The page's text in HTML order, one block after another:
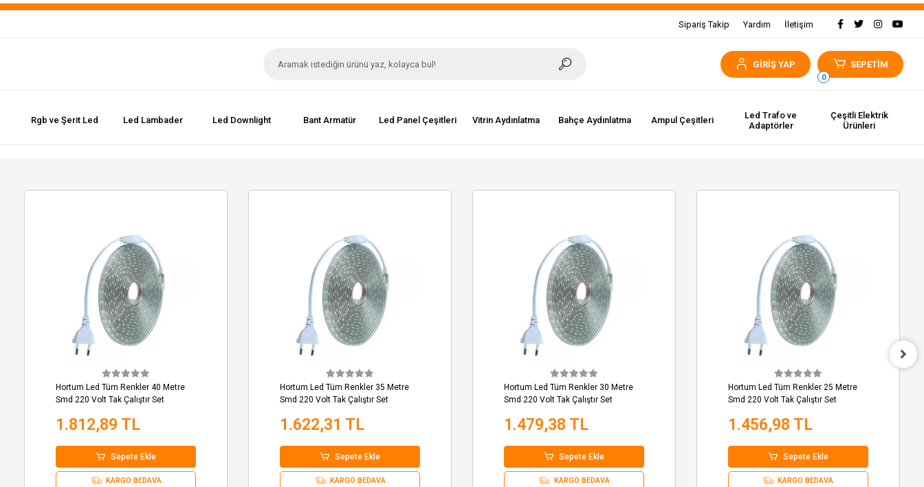
Sipariş Takip Yardım İletişim
GİRİŞ YAP
0
SEPETİM
Rgb ve Şerit Led Led Lambader Led Downlight Bant Armatür Led Panel Çeşitleri Vitrin Aydınlatma Bahçe Aydınlatma Ampul Çeşitleri
Led Trafo ve
Adaptörler
Çeşitli Elektrik
Ürünleri
Hortum Led Tüm Renkler 40 Metre
Smd 220 Volt Tak Çalıştır Set
1.812,89 TL
Sepete Ekle
KARGO BEDAVA
Hortum Led Tüm Renkler 35 Metre
Smd 220 Volt Tak Çalıştır Set
1.622,31 TL
Sepete Ekle
KARGO BEDAVA
Hortum Led Tüm Renkler 30 Metre
Smd 220 Volt Tak Çalıştır Set
1.479,38 TL
Sepete Ekle
KARGO BEDAVA
Hortum Led Tüm Renkler 25 Metre
Smd 220 Volt Tak Çalıştır Set
1.456,98 TL
Sepete Ekle
KARGO BEDAVA